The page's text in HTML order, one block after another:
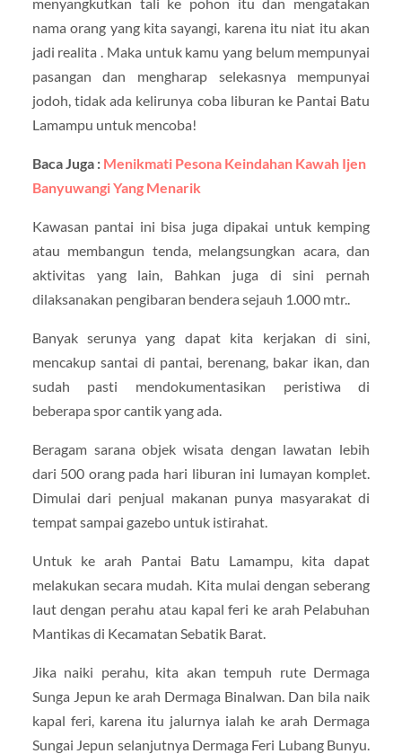
nama orang yang kita sayangi, karena itu niat itu akan
jadi realita . Maka untuk kamu yang belum mempunyai
pasangan dan mengharap selekasnya mempunyai
jodoh, tidak ada kelirunya coba liburan ke Pantai Batu
Lamampu untuk mencoba!
Baca Juga : Menikmati Pesona Keindahan Kawah Ijen
Banyuwangi Yang Menarik
Kawasan pantai ini bisa juga dipakai untuk kemping
atau membangun tenda, melangsungkan acara, dan
aktivitas yang lain, Bahkan juga di sini pernah
dilaksanakan pengibaran bendera sejauh 1.000 mtr..
Banyak serunya yang dapat kita kerjakan di sini,
mencakup santai di pantai, berenang, bakar ikan, dan
sudah pasti mendokumentasikan peristiwa di
beberapa spor cantik yang ada.
Beragam sarana objek wisata dengan lawatan lebih
dari 500 orang pada hari liburan ini lumayan komplet.
Dimulai dari penjual makanan punya masyarakat di
tempat sampai gazebo untuk istirahat.
Untuk ke arah Pantai Batu Lamampu, kita dapat
melakukan secara mudah. Kita mulai dengan seberang
laut dengan perahu atau kapal feri ke arah Pelabuhan
Mantikas di Kecamatan Sebatik Barat.
Jika naiki perahu, kita akan tempuh rute Dermaga
Sunga Jepun ke arah Dermaga Binalwan. Dan bila naik
kapal feri, karena itu jalurnya ialah ke arah Dermaga
Sungai Jepun selanjutnya Dermaga Feri Lubang Bunyu.